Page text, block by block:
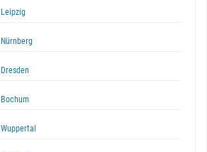
Leipzig
Nürnberg
Dresden
Bochum
Wuppertal